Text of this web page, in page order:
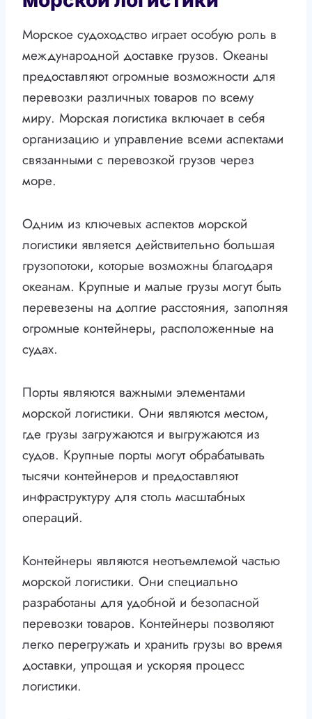
Морское судоходство играет особую роль в
международной доставке грузов. Океаны
предоставляют огромные возможности для
перевозки различных товаров по всему
миру. Морская логистика включает в себя
организацию и управление всеми аспектами
связанными с перевозкой грузов через
море.
Одним из ключевых аспектов морской
логистики является действительно большая
грузопотоки, которые возможны благодаря
океанам. Крупные и малые грузы могут быть
перевезены на долгие расстояния, заполняя
огромные контейнеры, расположенные на
судах.
Порты являются важными элементами
морской логистики. Они являются местом,
где грузы загружаются и выгружаются из
судов. Крупные порты могут обрабатывать
тысячи контейнеров и предоставляют
инфраструктуру для столь масштабных
операций.
Контейнеры являются неотъемлемой частью
морской логистики. Они специально
разработаны для удобной и безопасной
перевозки товаров. Контейнеры позволяют
легко перегружать и хранить грузы во время
доставки, упрощая и ускоряя процесс
логистики.